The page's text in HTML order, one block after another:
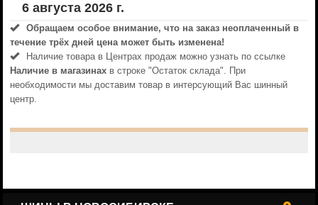
6 августа 2026 г.
Обращаем особое внимание, что на заказ неоплаченный в
течениe трёх дней цена может быть изменена!
Наличие товара в Центрах продаж можно узнать по ссылке
Наличие в магазинахв строке "Остаток склада". При
необходимости мы доставим товар в интерсующий Вас шинный
центр.